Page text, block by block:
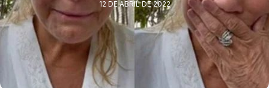
12 DE ABRIL DE 2022